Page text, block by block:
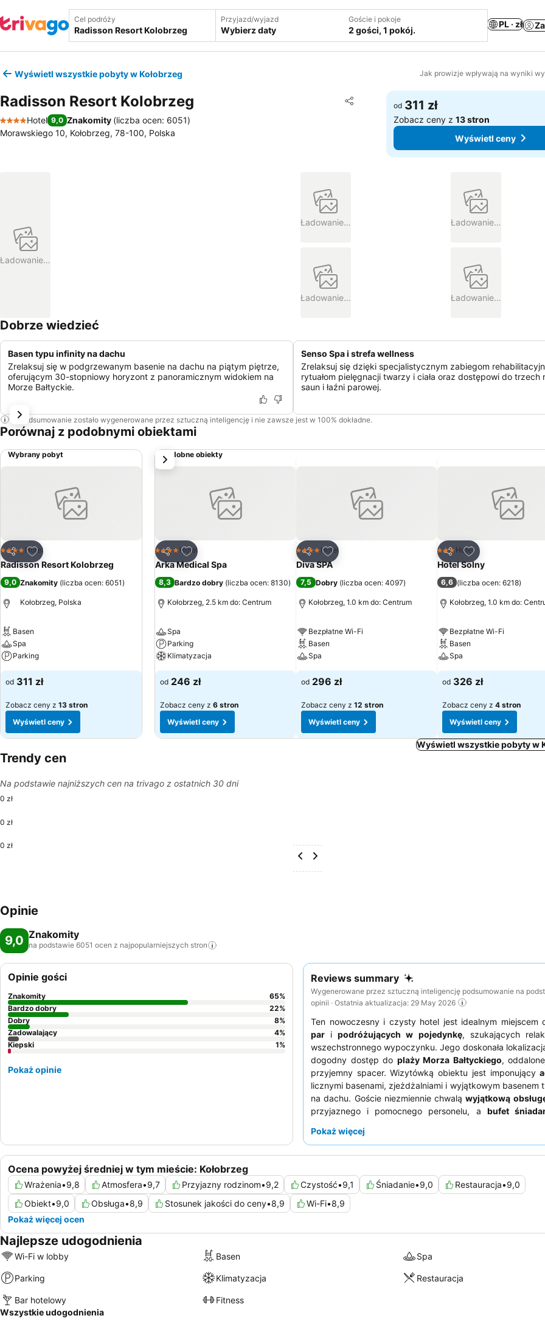
Cel podróży Przyjazd/wyjazd
Wybierz daty
Goście i pokoje
2 gości, 1 pokój.
PL · zł
Wyświetl wszystkie pobyty w Kołobrzeg Jak prowizje wpływają na wyniki
Radisson Resort Kolobrzeg Udostępnij
Dodaj do ulubionych
4 Kategoria
Hotel 9,0 Znakomity (liczba ocen: 6051)
Morawskiego 10, Kołobrzeg, 78-100, Polska
od 311 zł
Zobacz ceny z13 stron
Wyświetl ceny
Ładowanie…
Ładowanie… Ładowanie…
Ładowanie… Ładowanie…
Dobrze wiedzieć
Basen typu infinity na dachu
Zrelaksuj się w podgrzewanym basenie na dachu na piątym piętrze,
oferującym 30-stopniowy horyzont z panoramicznym widokiem na
Morze Bałtyckie.
Senso Spa i strefa wellness
Zrelaksuj się dzięki specjalistycznym zabiegom
rytuałom pielęgnacji twarzy i ciała oraz dostępowi do trzech
saun i łaźni parowej.
To podsumowanie zostało wygenerowane przez sztuczną inteligencję i nie zawsze jest w 100% dokładne.
Porównaj z podobnymi obiektami
Wybrany pobyt
Udostępnij
Dodaj do ulubionych
4 Kategoria
Hotel
Radisson Resort Kolobrzeg
9,0 Znakomity (liczba ocen: 6051)
Kołobrzeg, Polska
Basen
Spa
Parking
od 311 zł
Zobacz ceny z 13 stron
Wyświetl ceny
Podobne obiekty
Udostępnij
Dodaj do ulubionych
4 Kategoria
Hotel
Arka Medical Spa
8,3 Bardzo dobry (liczba ocen: 8130)
Kołobrzeg, 2.5 km do: Centrum
Spa
Parking
Klimatyzacja
od 246 zł
Zobacz ceny z 6 stron
Wyświetl ceny
Udostępnij
Dodaj do ulubionych
4 Kategoria
Hotel
Diva SPA
7,5 Dobry (liczba ocen: 4097)
Kołobrzeg, 1.0 km do: Centrum
Bezpłatne Wi-Fi
Basen
Spa
od 296 zł
Zobacz ceny z 12 stron
Wyświetl ceny
Udostępnij
Dodaj do
3 Kategoria
Hotel
Hotel Solny
6,6 (liczba ocen: 6218)
Kołobrzeg, 1.0 km do:
Bezpłatne Wi-Fi
Basen
Spa
od 326 zł
Zobacz ceny z 4 stron
Wyświetl ceny
Następny
Wyświetl wszystkie pobyty w
Trendy cen
Na podstawie najniższych cen na trivago z ostatnich 30 dni
0 zł
0 zł
0 zł
Opinie
9,0 Znakomity
na podstawie 6051 ocen z najpopularniejszych stron
Reviews summary
Wygenerowane przez sztuczną inteligencję podsumowanie na
opinii · Ostatnia aktualizacja: 29 May 2026
Ten nowoczesny i czysty hotel jest idealnym miejscem
par ipodróżujących w pojedynkę, szukających
wszechstronnego wypoczynku. Jego doskonała
dogodny dostęp do plaży Morza Bałtyckiego,
przyjemny spacer. Wizytówką obiektu jest imponujący
licznymi basenami, zjeżdżalniami i wyjątkowym basenem
na dachu. Goście niezmiennie chwaląwyjątkową
przyjaznego i pomocnego personelu, a bufet
zapewnić sobie spokojniejszy pobyt, warto poprosić
Pokaż więcej
Ocena powyżej średniej w tym mieście: Kołobrzeg
Wrażenia•9,8 Atmosfera•9,7 Przyjazny rodzinom•9,2 Czystość•9,1 Śniadanie•9,0 Restauracja•9,0
Obiekt•9,0 Obsługa•8,9 Stosunek jakości do ceny•8,9 Wi-Fi•8,9
Pokaż więcej ocen
Opinie gości
Znakomity 65%
Bardzo dobry
22%
Dobry
8%
Zadowalający
4%
Kiepski
1%
Pokaż opinie
Najlepsze udogodnienia
Wi-Fi w lobby Basen Spa
Parking Klimatyzacja Restauracja
Bar hotelowy
Fitness
Wszystkie udogodnienia